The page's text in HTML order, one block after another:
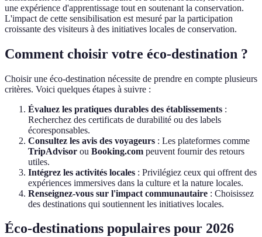
une expérience d'apprentissage tout en soutenant la conservation.
L'impact de cette sensibilisation est mesuré par la participation
croissante des visiteurs à des initiatives locales de conservation.
Comment choisir votre éco-destination ?
Choisir une éco-destination nécessite de prendre en compte plusieurs
critères. Voici quelques étapes à suivre :
Évaluez les pratiques durables des établissements :
Recherchez des certificats de durabilité ou des labels
écoresponsables.
Consultez les avis des voyageurs : Les plateformes comme
TripAdvisor ou Booking.com peuvent fournir des retours
utiles.
Intégrez les activités locales : Privilégiez ceux qui offrent des
expériences immersives dans la culture et la nature locales.
Renseignez-vous sur l'impact communautaire : Choisissez
des destinations qui soutiennent les initiatives locales.
Éco-destinations populaires pour 2026